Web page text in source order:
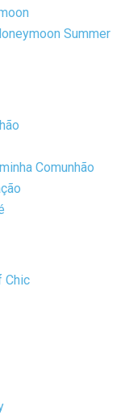
Summer
Comunhão
Chic